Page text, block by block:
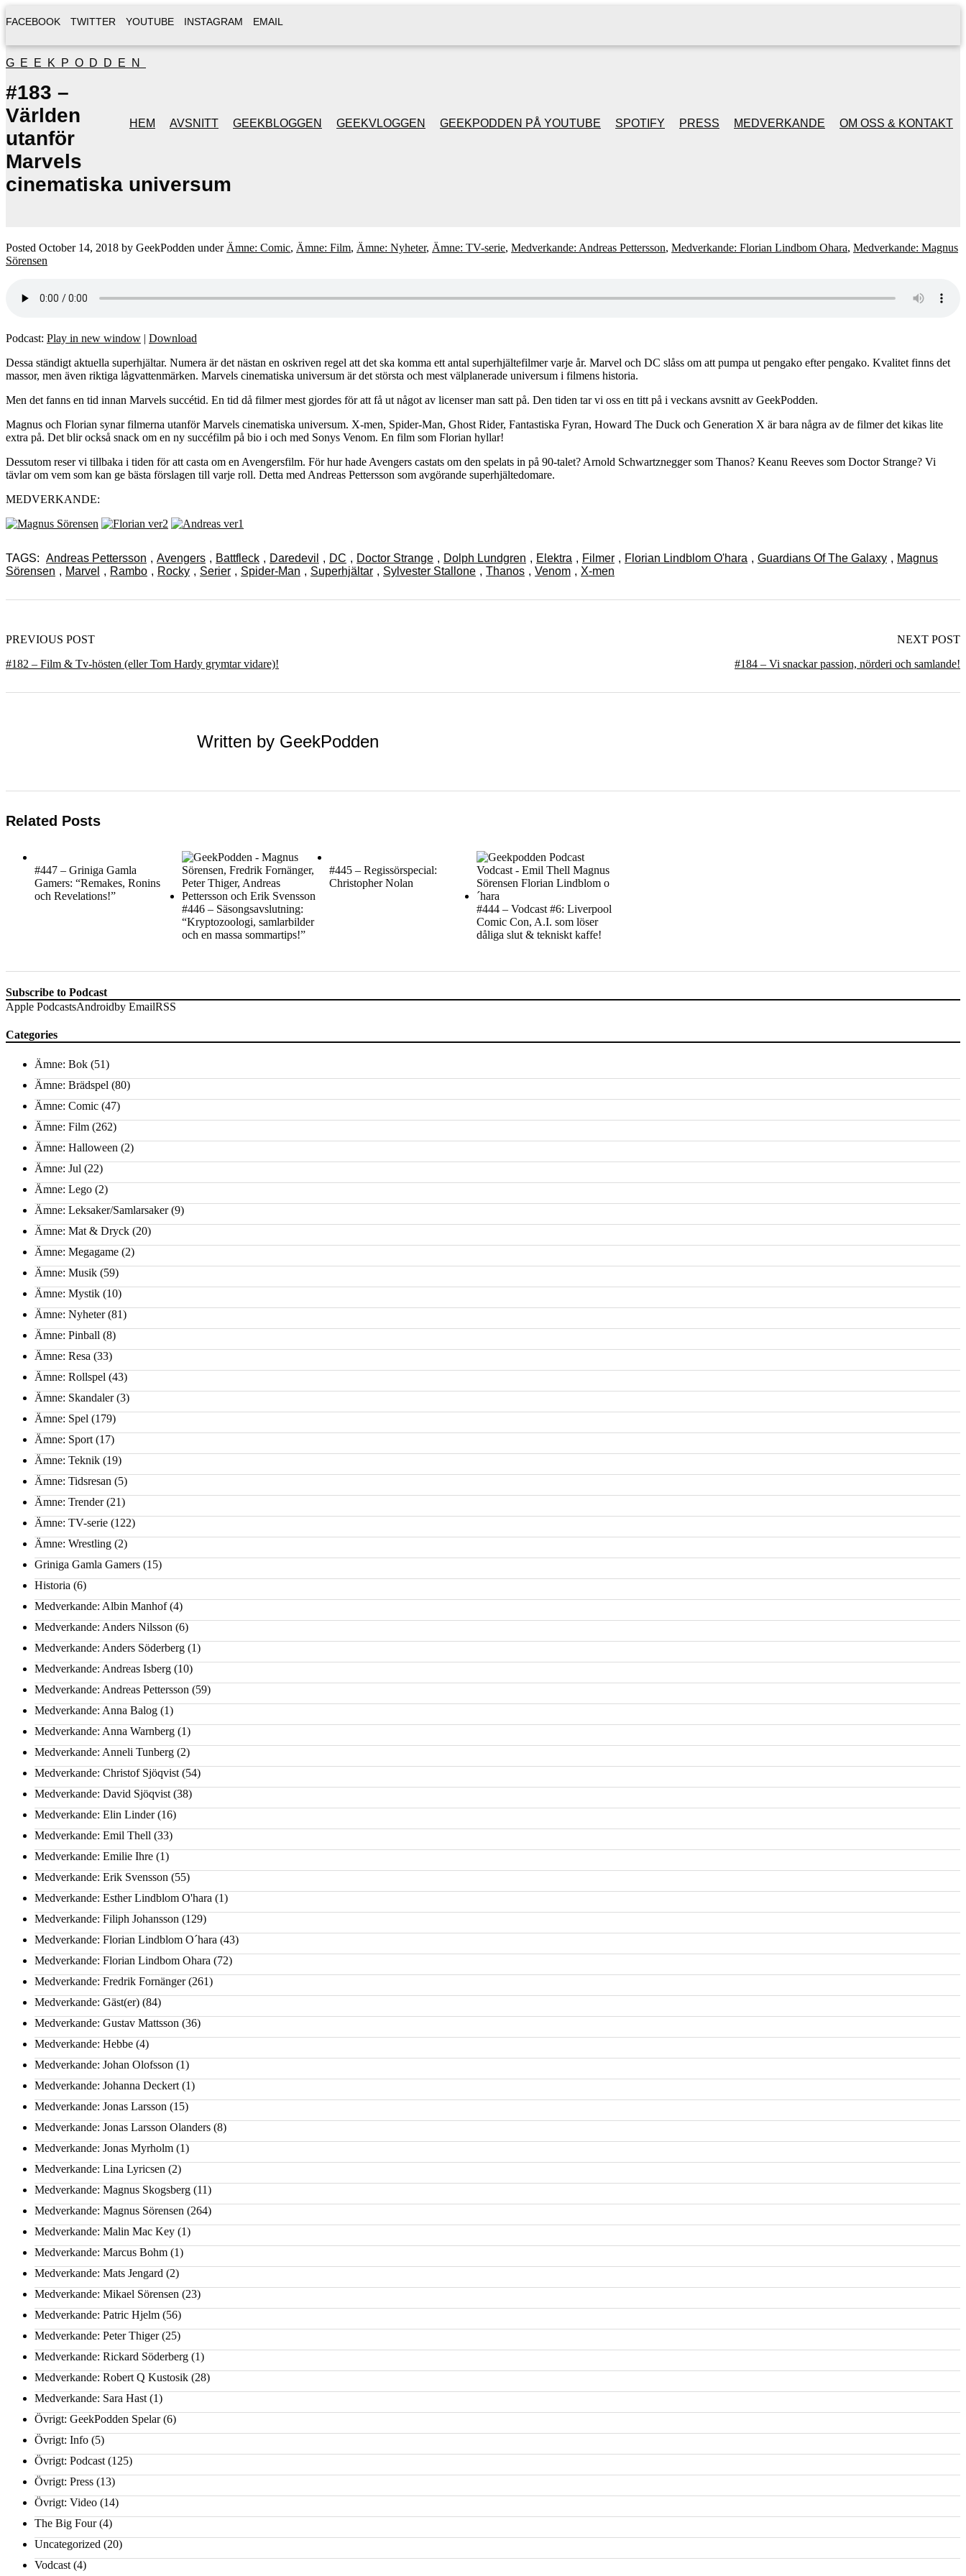
FACEBOOK TWITTER YOUTUBE INSTAGRAM EMAIL
GEEKPODDEN
HEM AVSNITT GEEKBLOGGEN GEEKVLOGGEN GEEKPODDEN PÅ YOUTUBE SPOTIFY PRESS MEDVERKANDE OM OSS & KONTAKT
#183 –
Världen
utanför
Marvels
cinematiska universum
Posted October 14, 2018 by GeekPodden under Ämne: Comic, Ämne: Film, Ämne: Nyheter, Ämne: TV-serie, Medverkande: Andreas Pettersson, Medverkande: Florian Lindbom Ohara, Medverkande: Magnus
Sörensen
Podcast: Play in new window | Download
Dessa ständigt aktuella superhjältar. Numera är det nästan en oskriven regel att det ska komma ett antal superhjältefilmer varje år. Marvel och DC slåss om att pumpa ut pengako efter pengako. Kvalitet finns det
massor, men även riktiga lågvattenmärken. Marvels cinematiska universum är det största och mest välplanerade universum i filmens historia.
Men det fanns en tid innan Marvels succétid. En tid då filmer mest gjordes för att få ut något av licenser man satt på. Den tiden tar vi oss en titt på i veckans avsnitt av GeekPodden.
Magnus och Florian synar filmerna utanför Marvels cinematiska universum. X-men, Spider-Man, Ghost Rider, Fantastiska Fyran, Howard The Duck och Generation X är bara några av de filmer det kikas lite
extra på. Det blir också snack om en ny succéfilm på bio i och med Sonys Venom. En film som Florian hyllar!
Dessutom reser vi tillbaka i tiden för att casta om en Avengersfilm. För hur hade Avengers castats om den spelats in på 90-talet? Arnold Schwartznegger som Thanos? Keanu Reeves som Doctor Strange? Vi
tävlar om vem som kan ge bästa förslagen till varje roll. Detta med Andreas Pettersson som avgörande superhjältedomare.
MEDVERKANDE:
TAGS: Andreas Pettersson , Avengers , Battfleck , Daredevil , DC , Doctor Strange , Dolph Lundgren , Elektra , Filmer , Florian Lindblom O'hara , Guardians Of The Galaxy , Magnus
Sörensen , Marvel , Rambo , Rocky , Serier , Spider-Man , Superhjältar , Sylvester Stallone , Thanos , Venom , X-men
PREVIOUS POST
#182 – Film & Tv-hösten (eller Tom Hardy grymtar vidare)!
NEXT POST
#184 – Vi snackar passion, nörderi och samlande!
Written byGeekPodden
Related Posts
#447 – Griniga Gamla
Gamers: “Remakes, Ronins
och Revelations!”
#446 – Säsongsavslutning:
“Kryptozoologi, samlarbilder
och en massa sommartips!”
#445 – Regissörspecial:
Christopher Nolan
#444 – Vodcast #6: Liverpool
Comic Con, A.I. som löser
dåliga slut & tekniskt kaffe!
Subscribe to Podcast
Apple PodcastsAndroidby EmailRSS
Categories
Ämne: Bok (51)
Ämne: Brädspel (80)
Ämne: Comic (47)
Ämne: Film (262)
Ämne: Halloween (2)
Ämne: Jul (22)
Ämne: Lego (2)
Ämne: Leksaker/Samlarsaker(9)
Ämne: Mat & Dryck (20)
Ämne: Megagame (2)
Ämne: Musik (59)
Ämne: Mystik (10)
Ämne: Nyheter(81)
Ämne: Pinball (8)
Ämne: Resa (33)
Ämne: Rollspel (43)
Ämne: Skandaler(3)
Ämne: Spel (179)
Ämne: Sport (17)
Ämne: Teknik (19)
Ämne: Tidsresan (5)
Ämne: Trender(21)
Ämne: TV-serie (122)
Ämne: Wrestling (2)
Griniga Gamla Gamers (15)
Historia (6)
Medverkande: Albin Manhof(4)
Medverkande: Anders Nilsson (6)
Medverkande: Anders Söderberg (1)
Medverkande: Andreas Isberg (10)
Medverkande: Andreas Pettersson (59)
Medverkande: Anna Balog (1)
Medverkande: Anna Warnberg (1)
Medverkande: Anneli Tunberg (2)
Medverkande: Christof Sjöqvist (54)
Medverkande: David Sjöqvist (38)
Medverkande: Elin Linder(16)
Medverkande: Emil Thell (33)
Medverkande: Emilie Ihre (1)
Medverkande: Erik Svensson (55)
Medverkande: Esther Lindblom O'hara (1)
Medverkande: Filiph Johansson (129)
Medverkande: Florian Lindblom O´hara (43)
Medverkande: Florian Lindbom Ohara (72)
Medverkande: Fredrik Fornänger(261)
Medverkande: Gäst(er) (84)
Medverkande: Gustav Mattsson (36)
Medverkande: Hebbe (4)
Medverkande: Johan Olofsson (1)
Medverkande: Johanna Deckert (1)
Medverkande: Jonas Larsson (15)
Medverkande: Jonas Larsson Olanders (8)
Medverkande: Jonas Myrholm (1)
Medverkande: Lina Lyricsen (2)
Medverkande: Magnus Skogsberg (11)
Medverkande: Magnus Sörensen (264)
Medverkande: Malin Mac Key (1)
Medverkande: Marcus Bohm (1)
Medverkande: Mats Jengard (2)
Medverkande: Mikael Sörensen (23)
Medverkande: Patric Hjelm (56)
Medverkande: Peter Thiger(25)
Medverkande: Rickard Söderberg (1)
Medverkande: Robert Q Kustosik (28)
Medverkande: Sara Hast (1)
Övrigt: GeekPodden Spelar(6)
Övrigt: Info (5)
Övrigt: Podcast (125)
Övrigt: Press (13)
Övrigt: Video (14)
The Big Four(4)
Uncategorized (20)
Vodcast (4)